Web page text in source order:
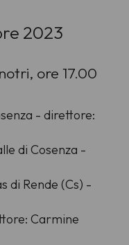
2023
ore 17.00
- direttore:
di Cosenza -
di Rende (Cs) -
Carmine